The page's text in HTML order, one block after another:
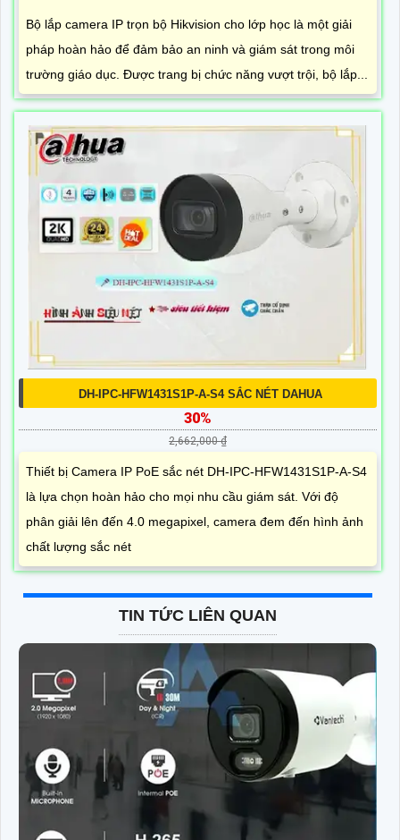
LẮP CAMERA IP TRỌN BỘ CHO LỚP HỌC
7,800,000 ₫
11,200,000 ₫
pháp hoàn hảo để đảm bảo an ninh và giám sát trong môi
trường giáo dục. Được trang bị chức năng vượt trội, bộ lắp...
DH-IPC-HFW1431S1P-A-S4 SẮC NÉT DAHUA
30%
2,662,000 ₫
Thiết bị Camera IP PoE sắc nét DH-IPC-HFW1431S1P-A-S4
là lựa chọn hoàn hảo cho mọi nhu cầu giám sát. Với độ
phân giải lên đến 4.0 megapixel, camera đem đến hình ảnh
chất lượng sắc nét